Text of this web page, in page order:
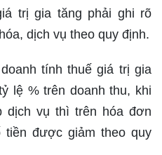
trị gia tăng phải ghi rõ
dịch vụ theo quy định.
tính thuế giá trị gia
lệ % trên doanh thu, khi
dịch vụ thì trên hóa đơn
tiền được giảm theo quy